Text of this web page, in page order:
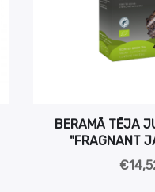
BERAMĀ TĒJA
"FRAGNANT